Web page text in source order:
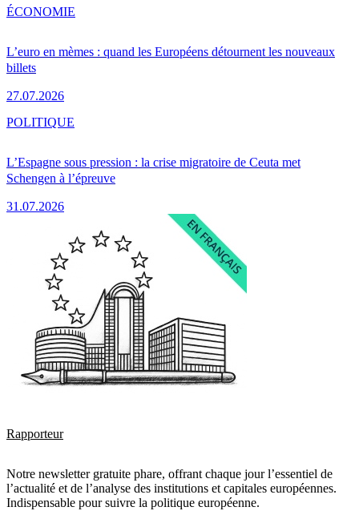
L’euro en mèmes : quand les Européens détournent les nouveaux
billets
27.07.2026
ÉCONOMIE
L’Espagne sous pression : la crise migratoire de Ceuta met
Schengen à l’épreuve
31.07.2026
POLITIQUE
Rapporteur
Notre newsletter gratuite phare, offrant chaque jour l’essentiel de
l’actualité et de l’analyse des institutions et capitales européennes.
Indispensable pour suivre la politique européenne.